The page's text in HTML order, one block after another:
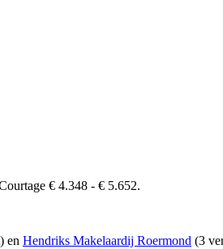
€ 4.348 - € 5.652.
en Hendriks Makelaardij Roermond (3